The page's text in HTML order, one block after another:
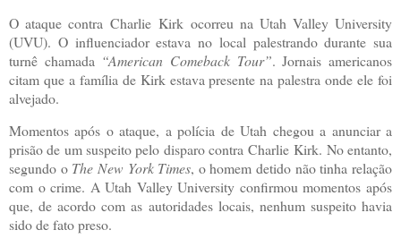
O ataque contraCharlieKirk ocorreu na Utah Valley University
(UVU). O influenciador estava no local palestrando durante sua
turnê chamada “American Comeback Tour”. Jornais americanos
citam que a família de Kirk estava presente na palestra onde ele foi
alvejado.
Momentos após o ataque, a polícia de Utah chegou a anunciar a
prisão de um suspeito pelo disparo contraCharlieKirk. No entanto,
segundo o The New York Times, o homem detido não tinha relação
com o crime. A Utah Valley University confirmou momentos após
que, de acordo com as autoridades locais, nenhum suspeito havia
sido de fato preso.